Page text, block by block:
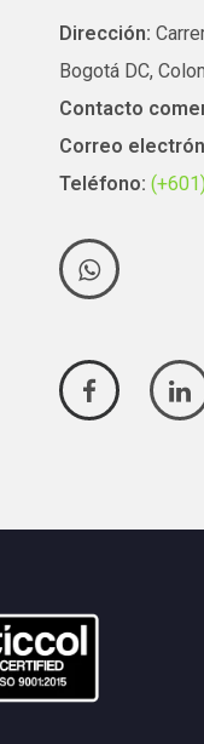
Dirección:
Bogotá DC,
Contacto
Correo
Teléfono: